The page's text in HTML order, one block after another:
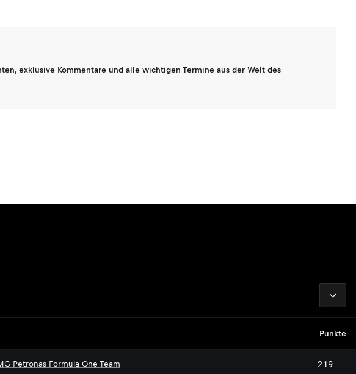
exklusive Kommentare und alle wichtigen Termine aus der Welt des
Punkte
Petronas Formula One Team 219